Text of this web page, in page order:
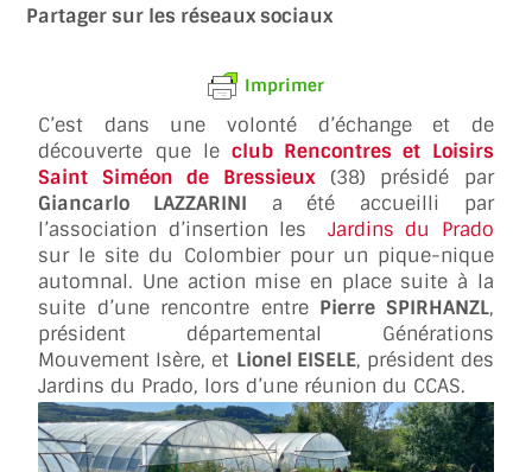
Partager sur les réseaux sociaux
Imprimer
C’est dans une volonté d’échange et de
découverte que le club Rencontres et Loisirs
Saint Siméon de Bressieux(38) présidé par
Giancarlo LAZZARINI a été accueilli par
l’association d’insertion lesJardins du Prado
sur le site du Colombier pour un pique-nique
automnal. Une action mise en place suite à la
suite d’une rencontre entre Pierre SPIRHANZL,
président départemental Générations
Mouvement Isère, et Lionel EISELE, président des
Jardins du Prado, lors d’une réunion du CCAS.